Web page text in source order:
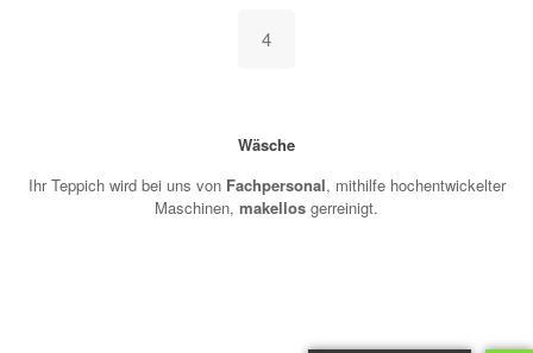
4
Wäsche
Ihr Teppich wird bei uns von Fachpersonal, mithilfe hochentwickelter
Maschinen, makellos gerreinigt.